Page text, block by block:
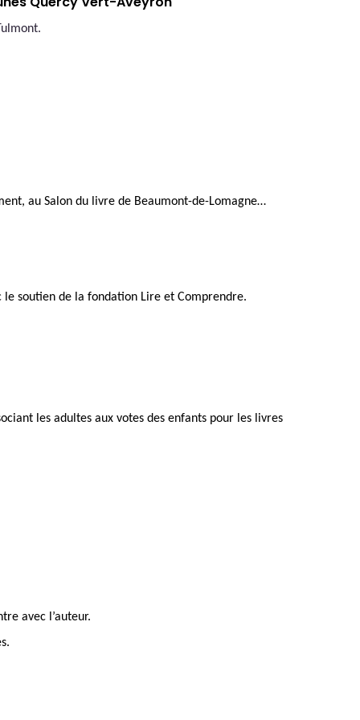
au Salon du livre de Beaumont-de-Lomagne…
le soutien de la fondation Lire et Comprendre.
les adultes aux votes des enfants pour les livres
avec l’auteur.